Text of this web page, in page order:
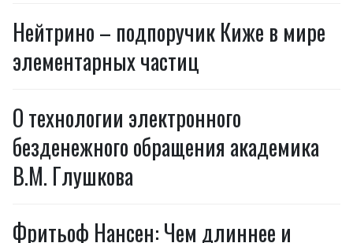
Нейтрино – подпоручик Киже в мире
элементарных частиц
О технологии электронного
безденежного обращения академика
В.М. Глушкова
Фритьоф Нансен: Чем длиннее и